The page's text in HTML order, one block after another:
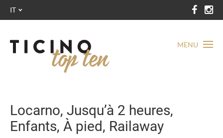
MENU
IT
Locarno, Jusqu’à 2 heures,
Enfants, À pied, Railaway